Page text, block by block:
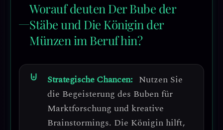
Worauf deuten Der Bube der
Stäbe und Die Königin der
Münzen im Beruf hin?
Strategische Chancen: Nutzen Sie
die Begeisterung des Buben für
Marktforschung und kreative
Brainstormings. Die Königin hilft,